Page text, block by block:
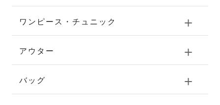
ワンピース・チュニック
アウター
バッグ